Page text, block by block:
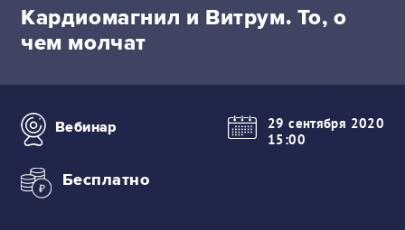
Кардиомагнил и Витрум. То, о
чем молчат
Вебинар
29 сентября 2020
15:00
Бесплатно